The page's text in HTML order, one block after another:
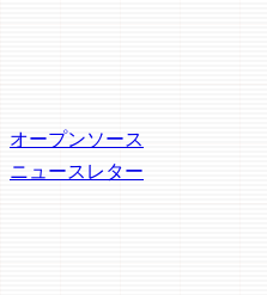
オープンソース
ニュースレター